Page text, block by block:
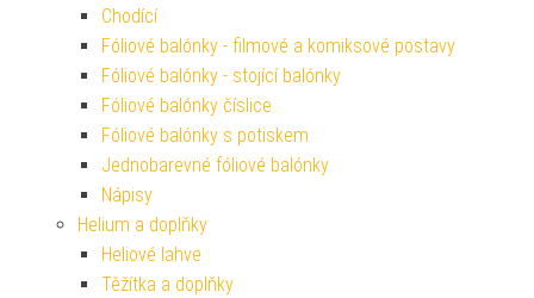
Chodící
Fóliové balónky - filmové a komiksové postavy
Fóliové balónky - stojící balónky
Fóliové balónky číslice
Fóliové balónky s potiskem
Jednobarevné fóliové balónky
Nápisy
Helium a doplňky
Heliové lahve
Těžítka a doplňky